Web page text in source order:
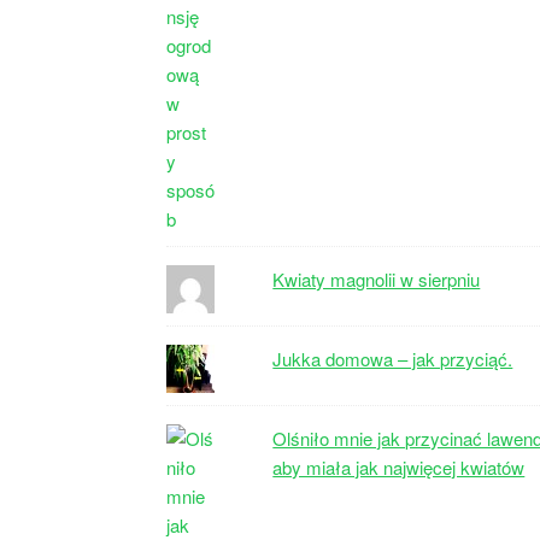
Kwiaty magnolii w sierpniu
Jukka domowa – jak przyciąć.
Olśniło mnie jak przycinać
aby miała jak najwięcej kwiatów